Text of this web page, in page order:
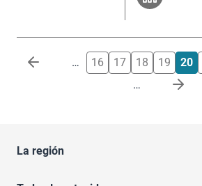
Paginación … 16 17 18 19 20
…
La región